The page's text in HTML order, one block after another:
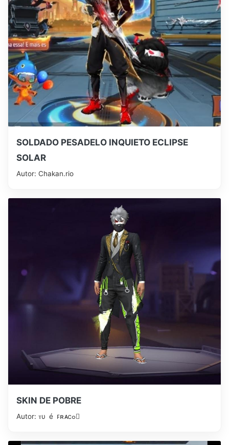
SOLDADO PESADELO INQUIETO ECLIPSE
SOLAR
Autor: Chakan.rio
SKIN DE POBRE
Autor: ⲧυ é ꜰʀᴀⅽߋ